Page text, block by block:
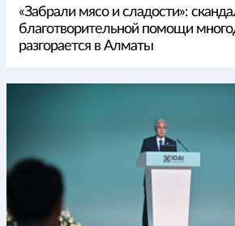
«Забрали мясо и сладости»:
благотворительной помощи
разгорается в Алматы